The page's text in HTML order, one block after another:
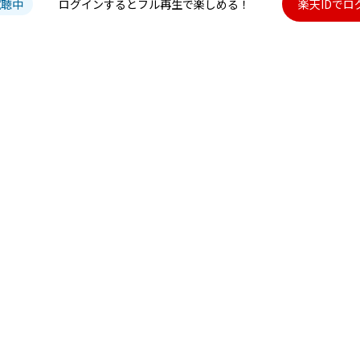
中 ログインするとフル再生で楽しめる！ 楽天IDでロ